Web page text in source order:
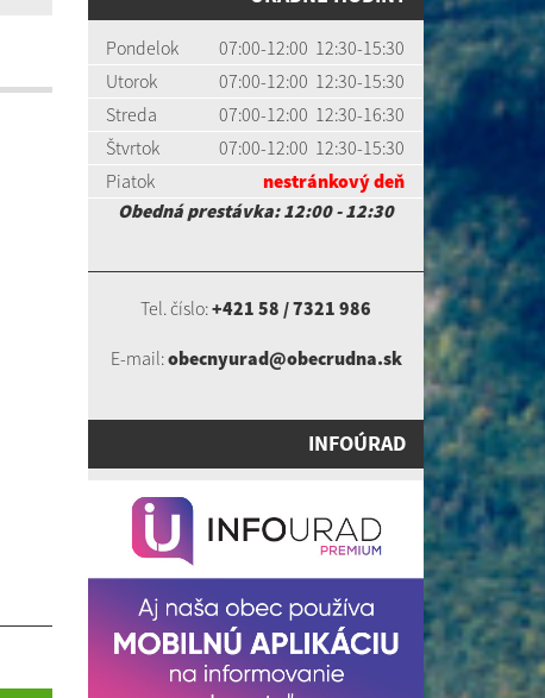
Pondelok
07:00-12:00 12:30-15:30
Utorok
07:00-12:00 12:30-15:30
Streda
07:00-12:00 12:30-16:30
Štvrtok
07:00-12:00 12:30-15:30
Piatok
nestránkový deň
Obedná prestávka: 12:00 - 12:30
Tel. číslo:+421 58 / 7321 986
E-mail:obecnyurad@obecrudna.sk
INFOÚRAD